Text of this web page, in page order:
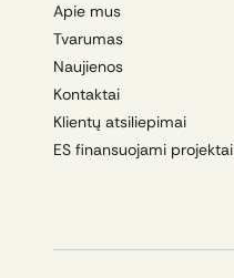
Apie mus
Tvarumas
Naujienos
Kontaktai
Klientų atsiliepimai
ES finansuojami projektai